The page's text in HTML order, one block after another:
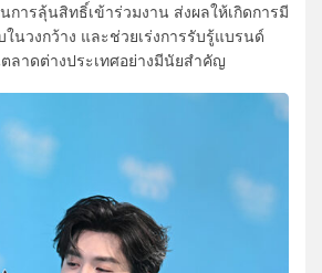
การลุ้นสิทธิ์เข้าร่วมงาน ส่งผลให้เกิดการมี
นวงกว้าง และช่วยเร่งการรับรู้แบรนด์
ตลาดต่างประเทศอย่างมีนัยสำคัญ